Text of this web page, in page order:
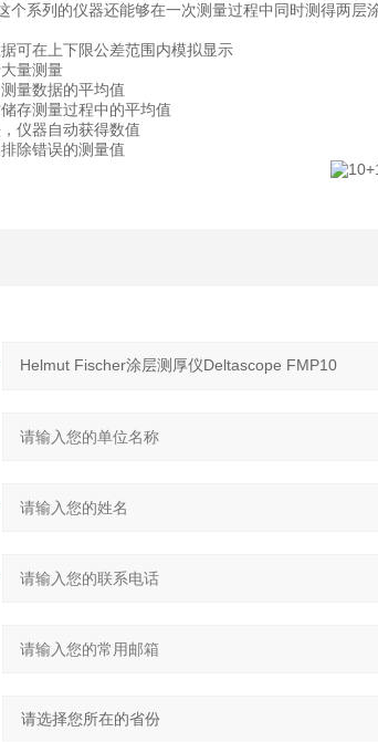
个系列的仪器还能够在一次测量过程中同时测得两层
可在上下限公差范围内模拟显示
量测量
量数据的平均值
存测量过程中的平均值
仪器自动获得数值
除错误的测量值